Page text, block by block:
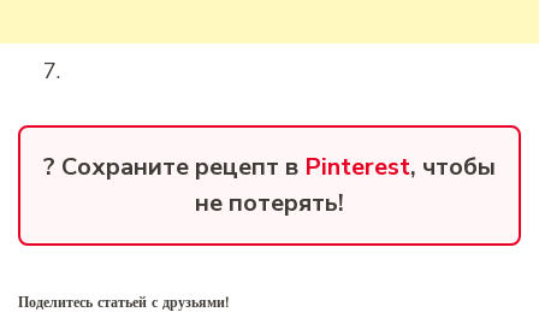
? Сохраните рецепт в Pinterest, чтобы
не потерять!
Поделитесь статьей с друзьями!